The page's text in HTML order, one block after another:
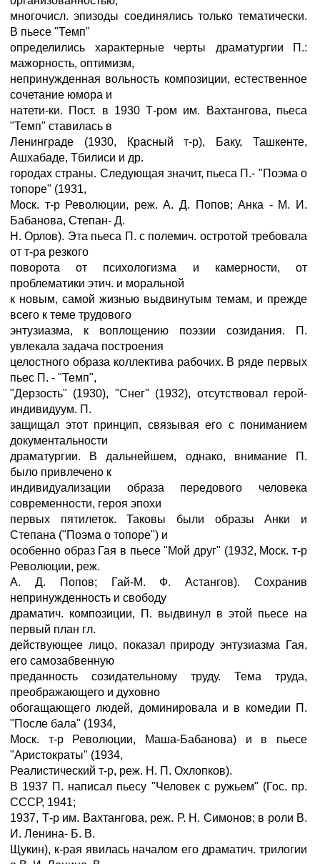
многочисл. эпизоды соединялись только тематически.
В пьесе "Темп"
определились характерные черты драматургии П.:
мажорность, оптимизм,
непринужденная вольность композиции, естественное
сочетание юмора и
натети-ки. Пост. в 1930 Т-ром им. Вахтангова, пьеса
"Темп" ставилась в
Ленинграде (1930, Красный т-р), Баку, Ташкенте,
Ашхабаде, Тбилиси и др.
городах страны. Следующая значит, пьеса П.- "Поэма о
топоре" (1931,
Моск. т-р Революции, реж. А. Д. Попов; Анка - М. И.
Бабанова, Степан- Д.
Н. Орлов). Эта пьеса П. с полемич. остротой требовала
от т-ра резкого
поворота от психологизма и камерности, от
проблематики этич. и моральной
к новым, самой жизнью выдвинутым темам, и прежде
всего к теме трудового
энтузиазма, к воплощению поэзии созидания. П.
увлекала задача построения
целостного образа коллектива рабочих. В ряде первых
пьес П. - "Темп",
"Дерзость" (1930), "Снег" (1932), отсутствовал герой-
индивидуум. П.
защищал этот принцип, связывая его с пониманием
документальности
драматургии. В дальнейшем, однако, внимание П.
было привлечено к
индивидуализации образа передового человека
современности, героя эпохи
первых пятилеток. Таковы были образы Анки и
Степана ("Поэма о топоре") и
особенно образ Гая в пьесе "Мой друг" (1932, Моск. т-р
Революции, реж.
А. Д. Попов; Гай-М. Ф. Астангов). Сохранив
непринужденность и свободу
драматич. композиции, П. выдвинул в этой пьесе на
первый план гл.
действующее лицо, показал природу энтузиазма Гая,
его самозабвенную
преданность созидательному труду. Тема труда,
преображающего и духовно
обогащающего людей, доминировала и в комедии П.
"После бала" (1934,
Моск. т-р Революции, Маша-Бабанова) и в пьесе
"Аристократы" (1934,
Реалистический т-р, реж. Н. П. Охлопков).
В 1937 П. написал пьесу "Человек с ружьем" (Гос. пр.
СССР, 1941;
1937, Т-р им. Вахтангова, реж. Р. Н. Симонов; в роли В.
И. Ленина- Б. В.
Щукин), к-рая явилась началом его драматич. трилогии